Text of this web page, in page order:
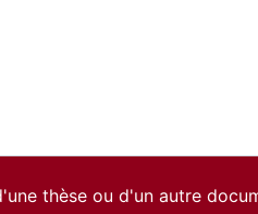
thèse ou d'un autre